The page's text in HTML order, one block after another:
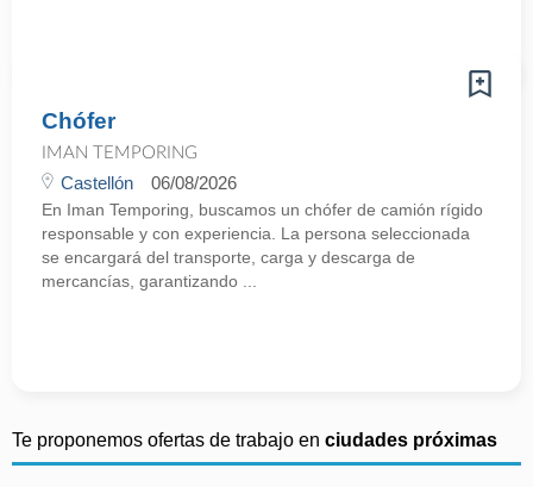
Chófer
IMAN TEMPORING
Castellón 06/08/2026
En Iman Temporing, buscamos un chófer de camión rígido
responsable y con experiencia. La persona seleccionada
se encargará del transporte, carga y descarga de
mercancías, garantizando ...
Te proponemos ofertas de trabajo en ciudades próximas